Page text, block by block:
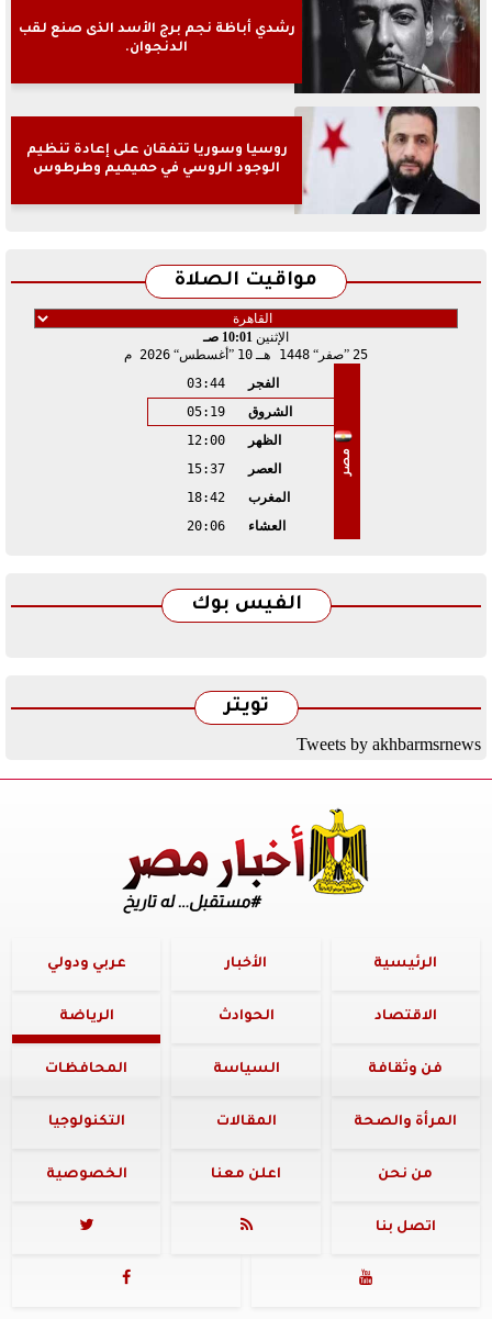
رشدي أباظة نجم برج الأسد الذى صنع لقب
الدنجوان.
روسيا وسوريا تتفقان على إعادة تنظيم
الوجود الروسي في حميميم وطرطوس
مواقيت الصلاة
الإثنين 10:01 صـ
25 صفر 1448 هـ 10 أغسطس 2026 م
مصر
الفجر
03:44
الشروق
05:19
الظهر
12:00
العصر
15:37
المغرب
18:42
العشاء
20:06
الفيس بوك
تويتر
Tweets by akhbarmsrnews
الرئيسية الأخبار عربي ودولي
الاقتصاد الحوادث الرياضة
فن وثقافة السياسة المحافظات
المرأة والصحة المقالات التكنولوجيا
من نحن اعلن معنا الخصوصية
اتصل بنا 


